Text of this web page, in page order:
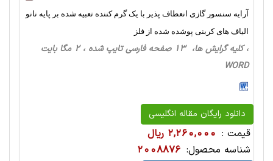
آرایه سنسور گازی انعطاف پذیر با یک گرم کننده تعبیه شده بر پایه نانو
الیاف های کربنی پوشده شده از فلز
، کلیه گرایش ها، 13 صفحه فارسی تایپ شده ، 2 مگا بایت
WORD
دانلود رایگان مقاله انگلیسی
قیمت : 2,260,000 ریال
شناسه محصول: 2008876